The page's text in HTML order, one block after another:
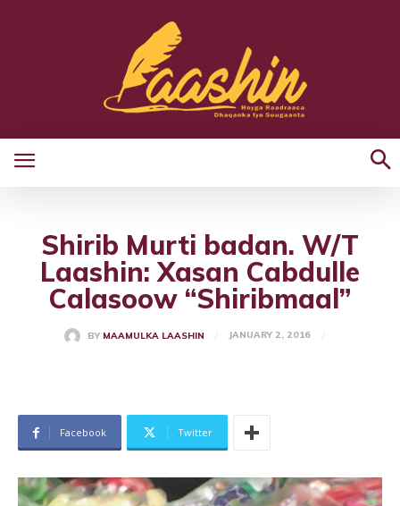
Shirib Murti badan. W/T
Laashin: Xasan Cabdulle
Calasoow “Shiribmaal”
BY MAAMULKA LAASHIN JANUARY 2, 2016
Facebook Twitter